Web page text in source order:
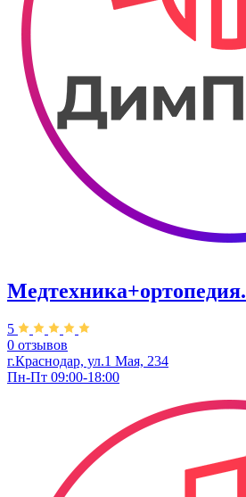
Медтехника+ортопедия.
5
0 отзывов
г.Краснодар, ул.1 Мая, 234
Пн-Пт 09:00-18:00